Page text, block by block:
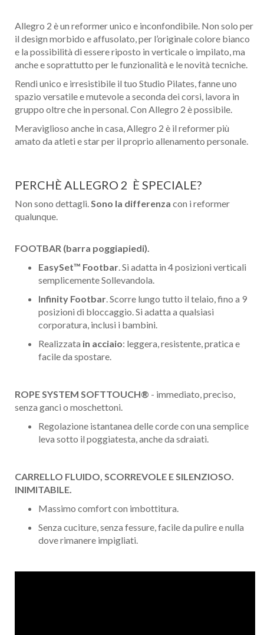
Allegro 2 è un reformer unico e inconfondibile. Non solo per
il design morbido e affusolato, per l’originale colore bianco
e la possibilità di essere riposto in verticale o impilato, ma
anche e soprattutto per le funzionalità e le novità tecniche.
Rendi unico e irresistibile il tuo Studio Pilates, fanne uno
spazio versatile e mutevole a seconda dei corsi, lavora in
gruppo oltre che in personal. Con Allegro 2 è possibile.
Meraviglioso anche in casa, Allegro 2 è il reformer più
amato da atleti e star per il proprio allenamento personale.
PERCHÈ ALLEGRO 2 È SPECIALE?
Non sono dettagli.Sono la differenza con i reformer
qualunque.
FOOTBAR (barra poggiapiedi).
EasySet™ Footbar. Si adatta in 4 posizioni verticali
semplicemente Sollevandola.
Infinity Footbar. Scorre lungo tutto il telaio, fino a 9
posizioni di bloccaggio. Si adatta a qualsiasi
corporatura, inclusi i bambini.
Realizzata in acciaio: leggera, resistente, pratica e
facile da spostare.
ROPE SYSTEM SOFTTOUCH® - immediato, preciso,
senza ganci o moschettoni.
Regolazione istantanea delle corde con una semplice
leva sotto il poggiatesta, anche da sdraiati.
CARRELLO FLUIDO, SCORREVOLE E SILENZIOSO.
INIMITABILE.
Massimo comfort con imbottitura.
Senza cuciture, senza fessure, facile da pulire e nulla
dove rimanere impigliati.